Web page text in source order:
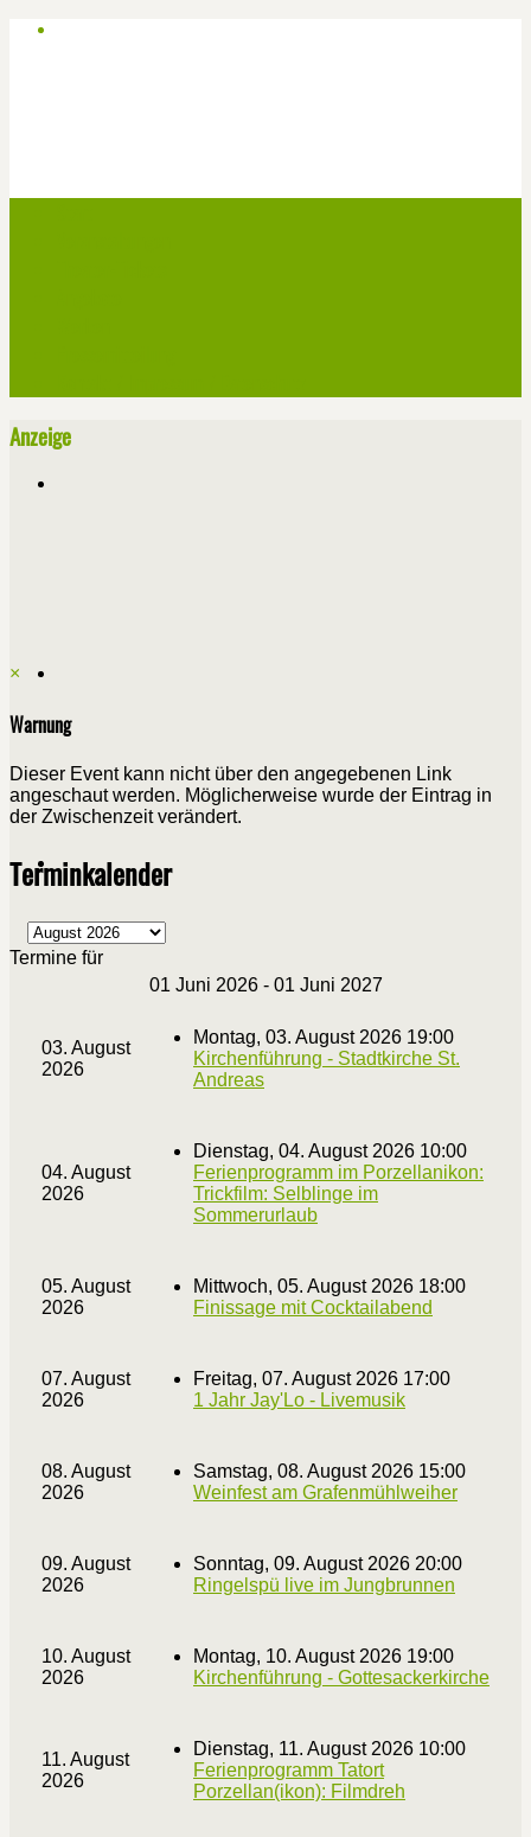
Anzeige
×
Warnung
Dieser Event kann nicht über den angegebenen Link
angeschaut werden. Möglicherweise wurde der Eintrag in
der Zwischenzeit verändert.
Terminkalender
Termine für
01 Juni 2026 - 01 Juni 2027
03. August
2026
Montag, 03. August 2026 19:00
Kirchenführung - Stadtkirche St.
Andreas
04. August
2026
Dienstag, 04. August 2026 10:00
Ferienprogramm im Porzellanikon:
Trickfilm: Selblinge im
Sommerurlaub
05. August
2026
Mittwoch, 05. August 2026 18:00
Finissage mit Cocktailabend
07. August
2026
Freitag, 07. August 2026 17:00
1 Jahr Jay'Lo - Livemusik
08. August
2026
Samstag, 08. August 2026 15:00
Weinfest am Grafenmühlweiher
09. August
2026
Sonntag, 09. August 2026 20:00
Ringelspü live im Jungbrunnen
10. August
2026
Montag, 10. August 2026 19:00
Kirchenführung - Gottesackerkirche
11. August
2026
Dienstag, 11. August 2026 10:00
Ferienprogramm Tatort
Porzellan(ikon): Filmdreh